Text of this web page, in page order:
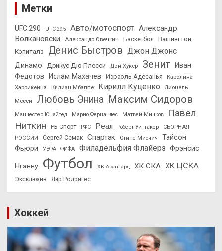
Метки
UFC 290 UFC 295 Авто/мотоспорт Александр
Волкановски
Александр Овечкин Баскетбол
Вашингтон
Кэпиталз
Денис Быстров Джон Джонс
Динамо Дрикус Дю Плесси Дэн Хукер Зенит
Иван
Федотов
Ислам Махачев Исраэль Адесанья
Каролина
Харрикейнз
Килиан Мбаппе Кирилл Куценко
Лионель
Месси
Любовь Энина Максим Сидоров
Манчестер Юнайтед Марио Фернандес Матвей Мичков
Павел
Ниткин
РБ Спорт РФС Реал Роберт Уиттакер
СБОРНАЯ
РОССИИ
Сергей Семак Спартак Стипе Миочич
Тайсон
Фьюри
УЕФА ФИФА Филадельфия Флайерз Фрэнсис
Нганну Футбол ХК Авангард ХК СКА ХК ЦСКА
Эксклюзив Яир Родригес
Хоккей